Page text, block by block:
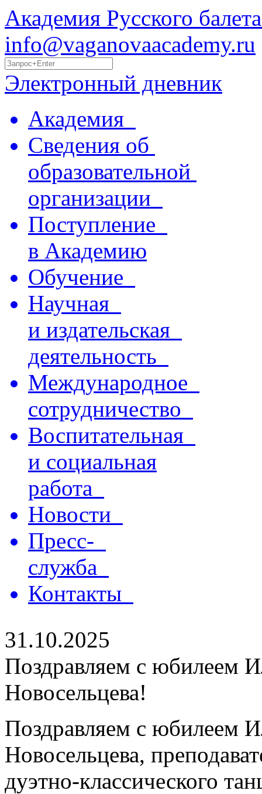
Академия Русского
info@vaganovaacademy.ru
Электронный дневник
Академия
Сведения об
образовательной
организации
Поступление
в Академию
Обучение
Научная
и издательская
деятельность
Международное
сотрудничество
Воспитательная
и социальная
работа
Новости
Пресс-
служба
Контакты
31.10.2025
Поздравляем с юбилеем
Новосельцева!
Поздравляем с юбилеем
Новосельцева,
дуэтно-классического